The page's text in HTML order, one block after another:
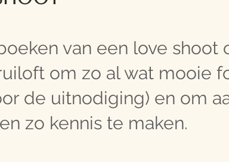
van een love shoot
om zo al wat mooie
de uitnodiging) en om
zo kennis te maken.